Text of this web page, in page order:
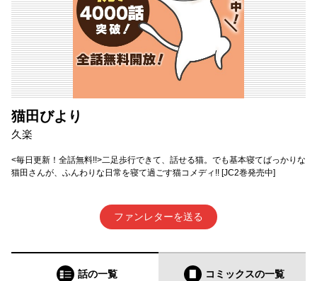
猫田びより
久楽
<毎日更新！全話無料!!>二足歩行できて、話せる猫。でも基本寝てばっかりな
猫田さんが、ふんわりな日常を寝て過ごす猫コメディ!! [JC2巻発売中]
ファンレターを送る
話の一覧 コミックスの一覧